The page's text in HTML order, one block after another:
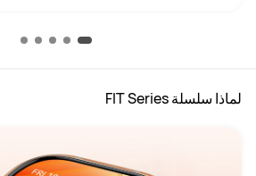
لماذا سلسلة FIT Series